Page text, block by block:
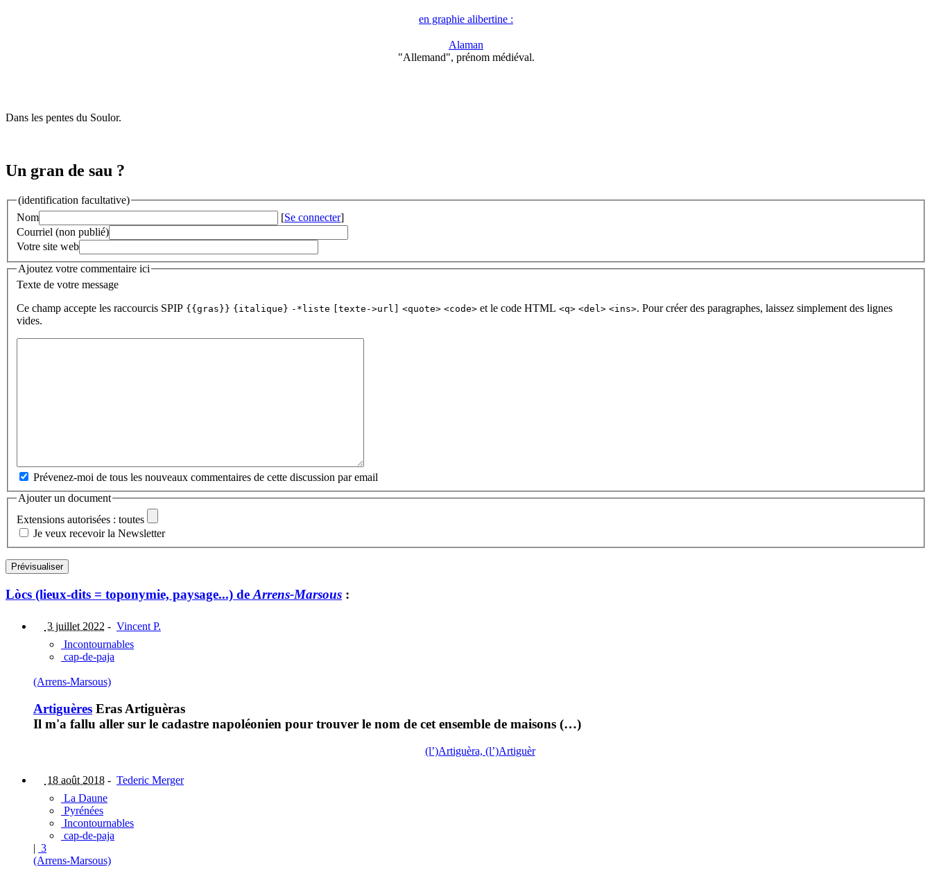
en graphie alibertine :
Alaman
"Allemand", prénom médiéval.
Dans les pentes du Soulor.
Un gran de sau ?
(identification facultative)
Nom
[Se connecter]
Courriel (non publié)
Votre site web
Ajoutez votre commentaire ici
Texte de votre message
Ce champ accepte les raccourcis SPIP {{gras}} {italique} -*liste [texte->url] <quote> <code> et le code HTML <q> <del> <ins>. Pour créer des paragraphes, laissez simplement des lignes
vides.
Prévenez-moi de tous les nouveaux commentaires de cette discussion par email
Ajouter un document
Extensions autorisées : toutes
Je veux recevoir la Newsletter
Lòcs (lieux-dits = toponymie, paysage...) de Arrens-Marsous :
3 juillet 2022 - Vincent P.
Incontournables
cap-de-paja
(Arrens-Marsous)
Artiguères Eras Artiguèras
Il m'a fallu aller sur le cadastre napoléonien pour trouver le nom de cet ensemble de maisons (…)
(l’)Artiguèra, (l’)Artiguèr
18 août 2018 - Tederic Merger
La Daune
Pyrénées
Incontournables
cap-de-paja
| 3
(Arrens-Marsous)